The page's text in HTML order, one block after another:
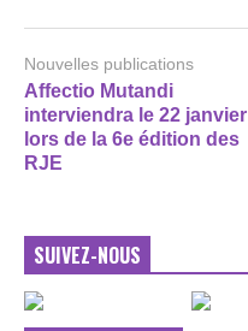
Nouvelles publications
Affectio Mutandi
interviendra le 22 janvier
lors de la 6e édition des
RJE
SUIVEZ-NOUS